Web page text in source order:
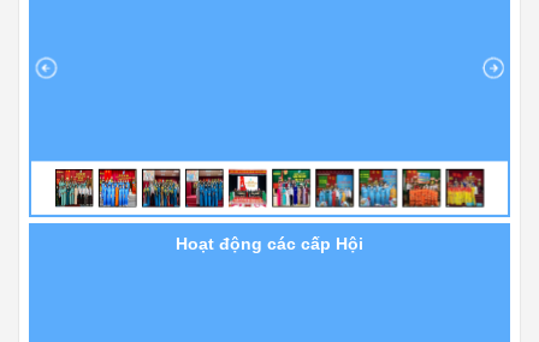
Hoạt động các cấp Hội